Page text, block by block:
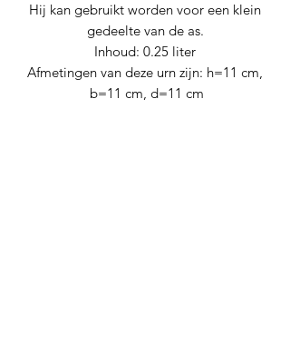
Hij kan gebruikt worden voor een klein
gedeelte van de as.
Inhoud: 0.25 liter
Afmetingen van deze urn zijn: h=11 cm,
b=11 cm, d=11 cm